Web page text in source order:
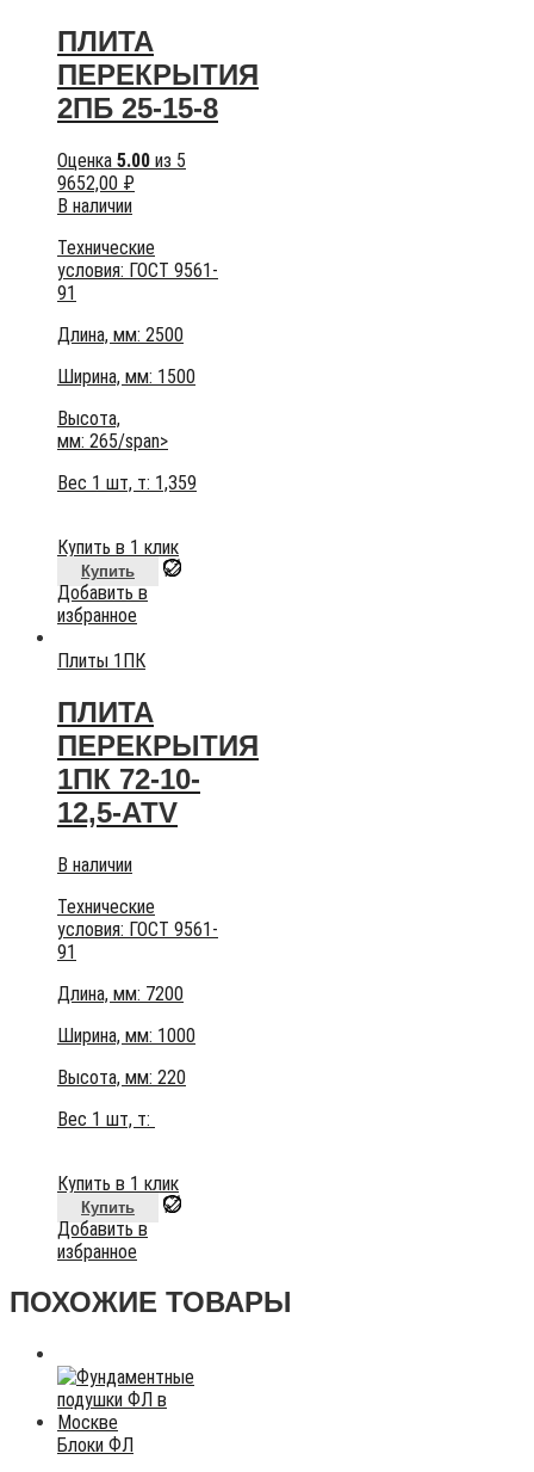
ПЛИТА
ПЕРЕКРЫТИЯ
2ПБ 25-15-8
Оценка 5.00 из 5
9652,00 ₽
В наличии
Технические
условия: ГОСТ 9561-
91
Длина, мм: 2500
Ширина, мм: 1500
Высота,
мм: 265/span>
Вес 1 шт, т: 1,359
Купить в 1 клик
Купить
Добавить в
избранное
Плиты 1ПК
ПЛИТА
ПЕРЕКРЫТИЯ
1ПК 72-10-
12,5-АТV
В наличии
Технические
условия: ГОСТ 9561-
91
Длина, мм: 7200
Ширина, мм: 1000
Высота, мм: 220
Вес 1 шт, т:
Купить в 1 клик
Купить
Добавить в
избранное
ПОХОЖИЕ ТОВАРЫ
Блоки ФЛ